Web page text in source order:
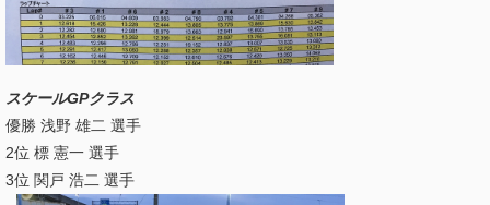
スケールGPクラス
優勝 浅野 雄二 選手
2位 標 憲一 選手
3位 関戸 浩二 選手